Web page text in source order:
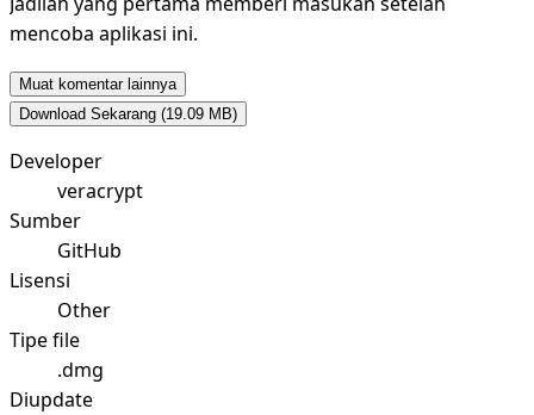
mencoba aplikasi ini.
Muat komentar lainnya
Download Sekarang (19.09 MB)
Developer
veracrypt
Sumber
GitHub
Lisensi
Other
Tipe file
.dmg
Diupdate